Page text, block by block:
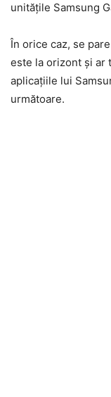
unitățile Samsung
În orice caz, se
este la orizont și ar
aplicațiile lui
următoare.